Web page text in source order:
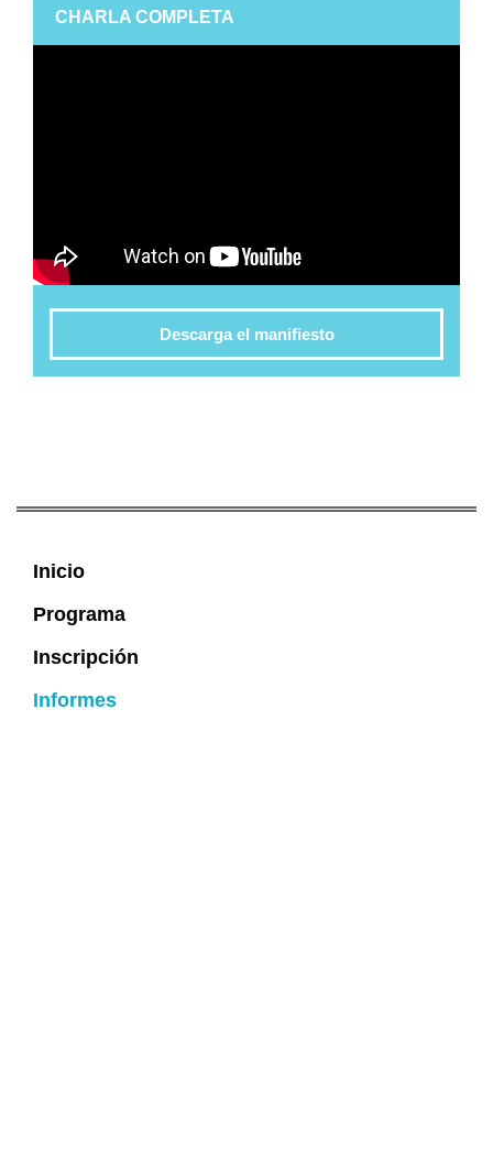
CHARLA COMPLETA
Descarga el manifiesto
Inicio
Programa
Inscripción
Informes